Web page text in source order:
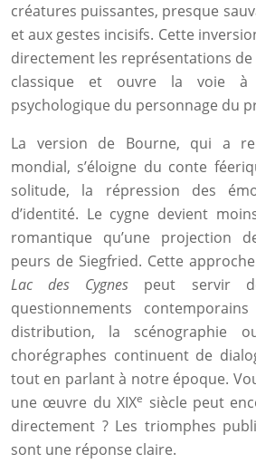
créatures puissantes, presque
et aux gestes incisifs. Cette
directement les représentations de
classique et ouvre la voie à
psychologique du personnage du
La version de Bourne, qui a
mondial, s’éloigne du conte
solitude, la répression des
d’identité. Le cygne devient
romantique qu’une projection
peurs de Siegfried. Cette
Lac des Cygnes peut servir
questionnements
distribution, la scénographie
chorégraphes continuent de
tout en parlant à notre époque.
une œuvre du XIXe siècle peut
directement ? Les triomphes
sont une réponse claire.